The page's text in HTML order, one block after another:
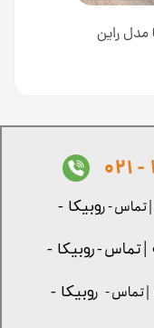
| تماس - روبیکا -
| تماس - روبیکا -
| تماس - روبیکا -